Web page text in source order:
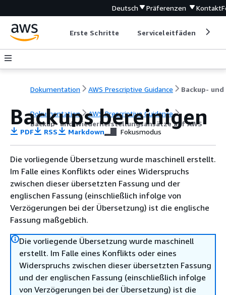
Deutsch Präferenzen Kontakt
Erste Schritte Serviceleitfäden
Dokumentation AWS Prescriptive Guidance
Dokumentation
AWS Prescriptive Guidance
Backup- und Wiederherstellungsansätze auf AWS
Backups bereinigen
PDF RSS Markdown Fokusmodus
Die vorliegende Übersetzung wurde maschinell erstellt.
Im Falle eines Konflikts oder eines Widerspruchs
zwischen dieser übersetzten Fassung und der
englischen Fassung (einschließlich infolge von
Verzögerungen bei der Übersetzung) ist die englische
Fassung maßgeblich.
Die vorliegende Übersetzung wurde maschinell
erstellt. Im Falle eines Konflikts oder eines
Widerspruchs zwischen dieser übersetzten Fassung
und der englischen Fassung (einschließlich infolge
von Verzögerungen bei der Übersetzung) ist die